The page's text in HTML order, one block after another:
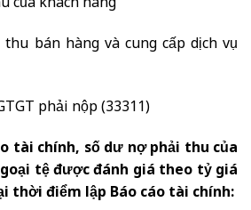
bán hàng và cung cấp dịch vụ
phải nộp (33311)
tài chính, số dư nợ phải thu của
tệ được đánh giá theo tỷ giá
thời điểm lập Báo cáo tài chính: